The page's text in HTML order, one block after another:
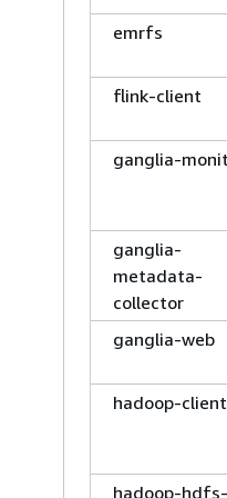
emrfs
flink-client
ganglia-
ganglia-
metadata-
collector
ganglia-web
hadoop-client
hadoop-hdfs-